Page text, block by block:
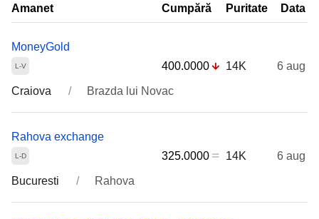
Amanet Puritate
Cumpără Data
MoneyGold
Craiova Brazda lui Novac
14K
400.0000 6 aug
Rahova exchange
Bucuresti Rahova
14K
325.0000 6 aug